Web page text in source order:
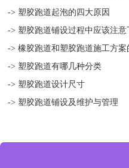
-> 塑胶跑道起泡的四大原因
-> 塑胶跑道铺设过程中应该注意
-> 橡胶跑道和塑胶跑道施工方案
-> 塑胶跑道有哪几种分类
-> 塑胶跑道设计尺寸
-> 塑胶跑道铺设及维护与管理